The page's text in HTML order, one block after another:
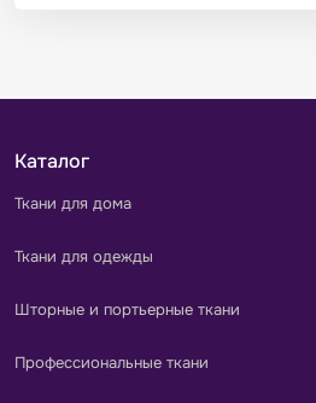
Каталог
Ткани для дома
Ткани для одежды
Шторные и портьерные ткани
Профессиональные ткани